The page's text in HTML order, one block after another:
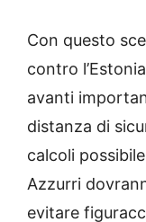
Con questo
contro
avanti
distanza di
calcoli
Azzurri
evitare